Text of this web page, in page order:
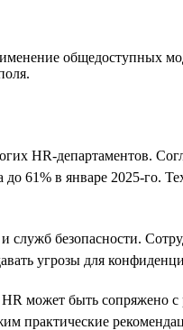
общедоступных
HR-департаментов.
61% в январе 2025-го.
безопасности.
угрозы для
может быть
практические